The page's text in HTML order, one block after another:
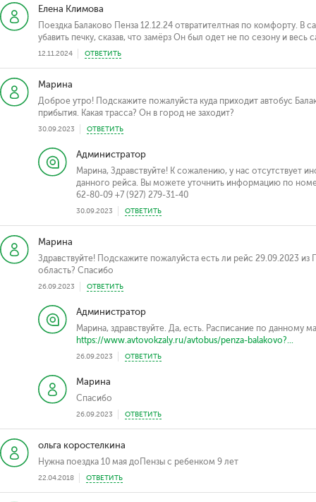
Елена Климова
Поездка Балаково Пенза 12.12.24 отвратителтная по комфорту. В
убавить печку, сказав, что замёрз Он был одет не по сезону и весь
12.11.2024 ОТВЕТИТЬ
Марина
Доброе утро! Подскажите пожалуйста куда приходит автобус
прибытия. Какая трасса? Он в город не заходит?
30.09.2023 ОТВЕТИТЬ
Администратор
Марина, Здравствуйте! К сожалению, у нас отсутствует
данного рейса. Вы можете уточнить информацию по
62-80-09 +7 (927) 279-31-40
30.09.2023 ОТВЕТИТЬ
Марина
Здравствуйте! Подскажите пожалуйста есть ли рейс 29.09.2023 из
область? Спасибо
26.09.2023 ОТВЕТИТЬ
Администратор
Марина, здравствуйте. Да, есть. Расписание по данному
https://www.avtovokzaly.ru/avtobus/penza-balakovo?...
26.09.2023 ОТВЕТИТЬ
Марина
Спасибо
26.09.2023 ОТВЕТИТЬ
ольга коростелкина
Нужна поездка 10 мая доПензы с ребенком 9 лет
22.04.2018 ОТВЕТИТЬ